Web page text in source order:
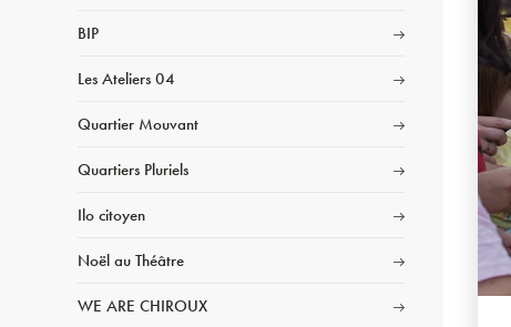
BIP
Les Ateliers 04
Quartier Mouvant
Quartiers Pluriels
Ilo citoyen
Noël au Théâtre
WE ARE CHIROUX